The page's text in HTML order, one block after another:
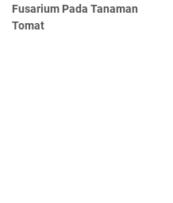
Fusarium Pada Tanaman
Tomat